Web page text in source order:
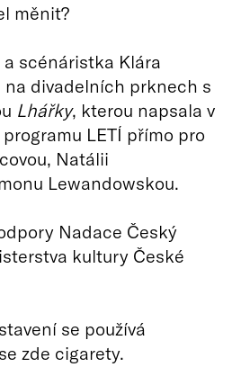
měnit?
scénáristka Klára
na divadelních prknech s
Lhářky, kterou napsala v
LETÍ přímo pro
Natálii
Lewandowskou.
Nadace Český
kultury České
se používá
zde cigarety.